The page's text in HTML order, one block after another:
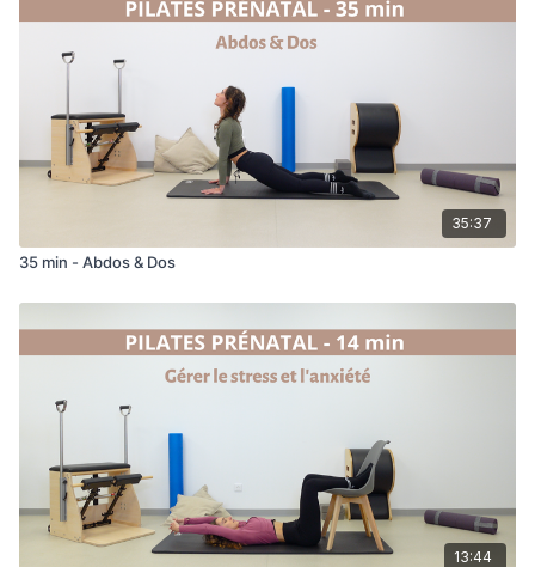
35:37
35 min - Abdos & Dos
13:44